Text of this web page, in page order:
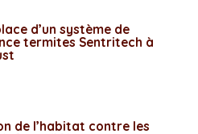
d’un système de
termites Sentritech à
de l’habitat contre les